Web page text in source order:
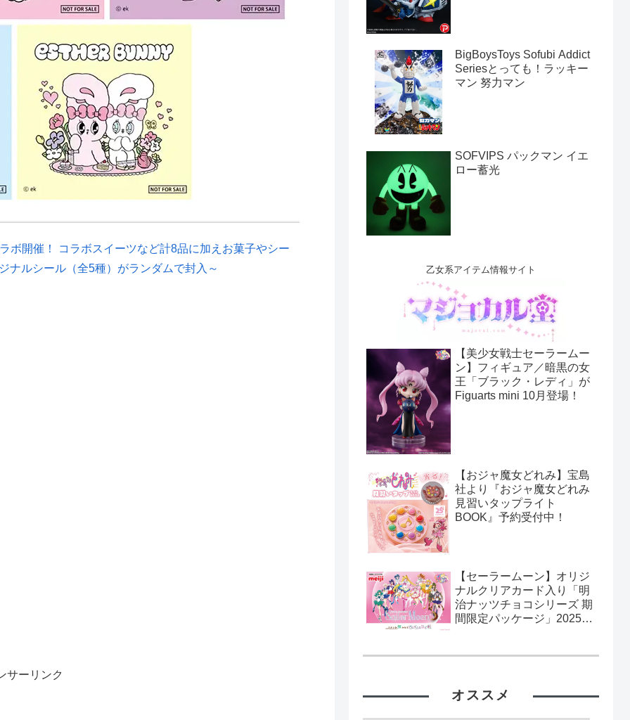
ボ開催！ コラボスイーツなど計8品に加えお菓子やシー
ナルシール（全5種）がランダムで封入～
サーリンク
BigBoysToys Sofubi Addict
Seriesとっても！ラッキー
マン 努力マン
SOFVIPS パックマン イエ
ロー蓄光
乙女系アイテム情報サイト
【美少女戦士セーラームー
ン】フィギュア／暗黒の女
王「ブラック・レディ」が
Figuarts mini 10月登場！
【おジャ魔女どれみ】宝島
社より『おジャ魔女どれみ
見習いタップライト
BOOK』予約受付中！
【セーラームーン】オリジ
ナルクリアカード入り「明
治ナッツチョコシリーズ 期
間限定パッケージ」2025年
オススメ